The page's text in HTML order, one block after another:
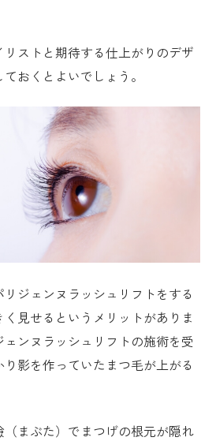
ストと期待する仕上がりのデザ
おくとよいでしょう。
ジェンヌラッシュリフトをする
見せるというメリットがありま
ンヌラッシュリフトの施術を受
影を作っていたまつ毛が上がる
まぶた）でまつげの根元が隠れ